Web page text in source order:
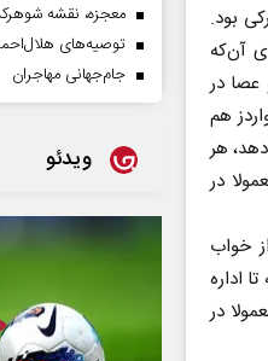
بود.
آن‌که
عصا در
هم
هر
در
والاس استیونز، شاعرآمریکایی قرن بیستم، بسیار سحر‌خیز بود و معمولا ساعت۶ از خواب
اداره
در
معجزه، نقشه
توصیه‌های
جام‌جهانی مهاجران
ویدئو